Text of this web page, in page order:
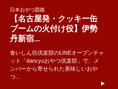
日本おやつ図鑑
【名古屋発・クッキー缶
ブームの火付け役】伊勢
丹新宿...
食いしん坊倶楽部のLINEオープンチャ
ット「dancyuおやつ倶楽部」で、メ
ンバーから寄せられた美味しいおや
つ...